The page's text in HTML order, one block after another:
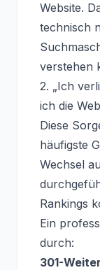
Website.
technisch
verstehen
2. „Ich
ich die
Diese
häufigste
Wechsel
Rankings
Ein
durch:
301-